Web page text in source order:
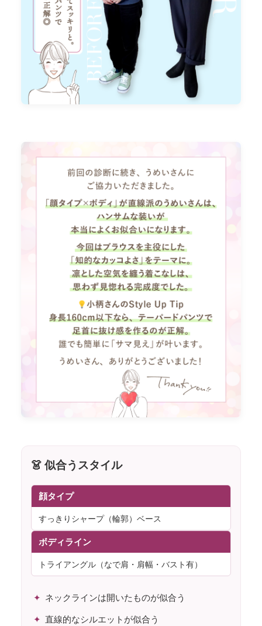
👗 似合うスタイル
顔タイプ
すっきりシャープ（輪郭）ベース
ボディライン
トライアングル（なで肩・肩幅・バスト有）
ネックラインは開いたものが似合う
直線的なシルエットが似合う